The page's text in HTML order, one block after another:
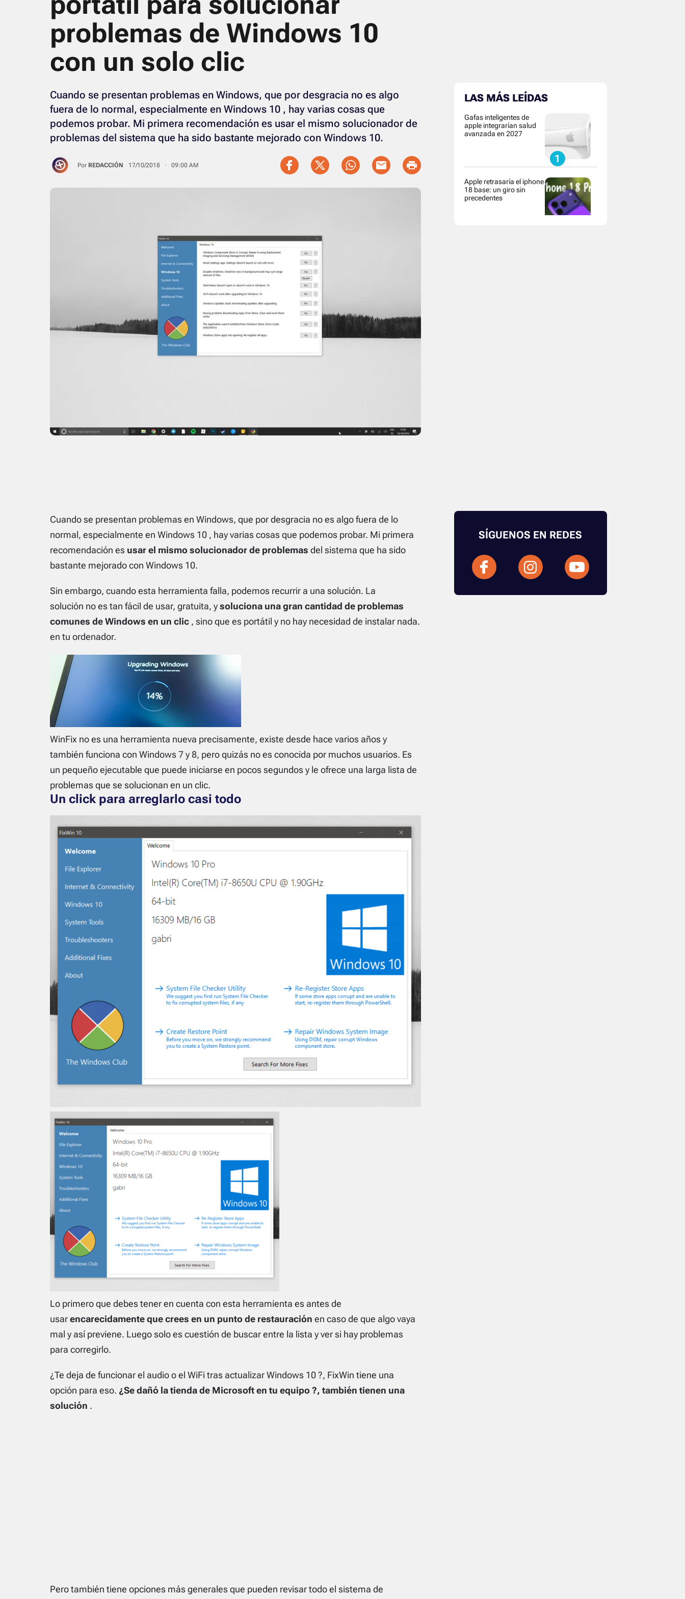
problemas de Windows 10
con un solo clic
Cuando se presentan problemas en Windows, que por desgracia no es algo
fuera de lo normal, especialmente en Windows 10 , hay varias cosas que
podemos probar. Mi primera recomendación es usar el mismo solucionador de
problemas del sistema que ha sido bastante mejorado con Windows 10.
Por REDACCIÓN 17/10/2018 · 09:00 AM
Cuando se presentan problemas en Windows, que por desgracia no es algo fuera de lo
normal, especialmente en Windows 10, hay varias cosas que podemos probar. Mi primera
recomendación es usar el mismo solucionador de problemas del sistema que ha sido
bastante mejorado con Windows 10.
Sin embargo, cuando esta herramienta falla, podemos recurrir a una solución. La
solución no es tan fácil de usar, gratuita, ysoluciona una gran cantidad de problemas
comunes de Windows en un clic, sino que es portátil y no hay necesidad de instalar nada.
en tu ordenador.
WinFix no es una herramienta nueva precisamente, existe desde hace varios años y
también funciona con Windows 7 y 8, pero quizás no es conocida por muchos usuarios. Es
un pequeño ejecutable que puede iniciarse en pocos segundos y le ofrece una larga lista de
problemas que se solucionan en un clic.
Un click para arreglarlo casi todo
Lo primero que debes tener en cuenta con esta herramienta es antes de
usarencarecidamente que crees en un punto de restauración en caso de que algo vaya
mal y así previene. Luego solo es cuestión de buscar entre la lista y ver si hay problemas
para corregirlo.
¿Te deja de funcionar el audioo el WiFi tras actualizar Windows 10 ?, FixWin tiene una
opción para eso. ¿Se dañó la tienda de Microsoft en tu equipo ?, también tienen una
solución .
Pero también tiene opciones más generales que pueden revisar todo el sistema de
LAS MÁS LEÍDAS
Gafas inteligentes de
apple integrarían salud
avanzada en 2027
Apple retrasaría el iphone
18 base: un giro sin
precedentes
SÍGUENOS EN REDES